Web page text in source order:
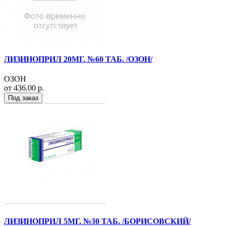
ЛИЗИНОПРИЛ 20МГ. №60 ТАБ. /ОЗОН/
ОЗОН
от 436.00 р.
Под заказ
ЛИЗИНОПРИЛ 5МГ. №30 ТАБ. /БОРИСОВСКИЙ/